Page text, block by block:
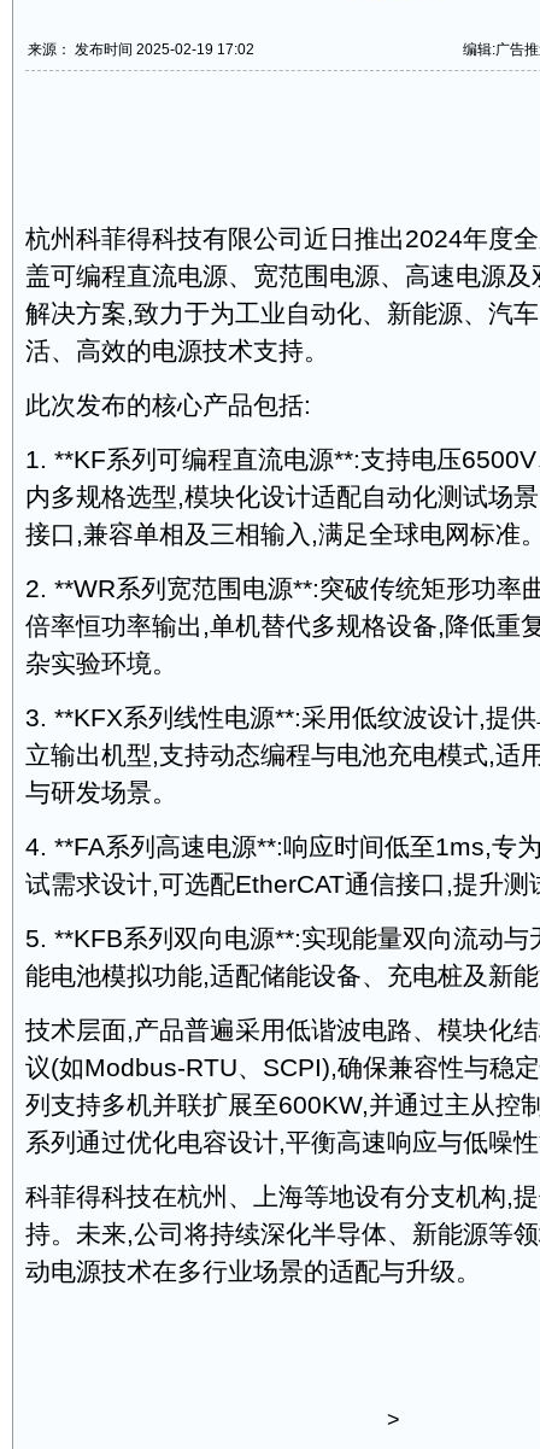
来源： 发布时间 2025-02-19 17:02 编辑:广告
杭州科菲得科技有限公司近日推出2024年度
盖可编程直流电源、宽范围电源、高速电源
解决方案,致力于为工业自动化、新能源、汽
活、高效的电源技术支持。
此次发布的核心产品包括:
1. **KF系列可编程直流电源**:支持电压
内多规格选型,模块化设计适配自动化测试场
接口,兼容单相及三相输入,满足全球电网标准
2. **WR系列宽范围电源**:突破传统矩形功率
倍率恒功率输出,单机替代多规格设备,降低重
杂实验环境。
3. **KFX系列线性电源**:采用低纹波设计,提
立输出机型,支持动态编程与电池充电模式,适
与研发场景。
4. **FA系列高速电源**:响应时间低至1ms,专
试需求设计,可选配EtherCAT通信接口,提升
5. **KFB系列双向电源**:实现能量双向流动与
能电池模拟功能,适配储能设备、充电桩及新
技术层面,产品普遍采用低谐波电路、模块化
议(如Modbus-RTU、SCPI),确保兼容性与稳
列支持多机并联扩展至600KW,并通过主从控
系列通过优化电容设计,平衡高速响应与低噪
科菲得科技在杭州、上海等地设有分支机构,
持。未来,公司将持续深化半导体、新能源等
动电源技术在多行业场景的适配与升级。
>